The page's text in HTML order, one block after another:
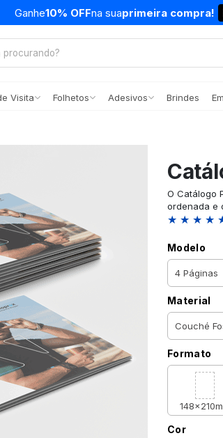
Ganhe10% OFFna suaprimeira compra!
Visita Folhetos Adesivos Brindes
O Catálogo
ordenada e
★ ★ ★ ★
Modelo
Material
Formato
Cor